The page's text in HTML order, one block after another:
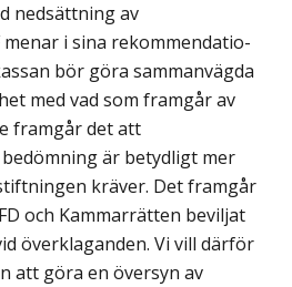
nedsättning av
menar i sina rekommendatio­
bör göra sammanvägda
med vad som framgår av
framgår det att
är betydligt mer
kräver. Det framgår
och Kammarrätten beviljat
överklaganden. Vi vill därför
att göra en översyn av